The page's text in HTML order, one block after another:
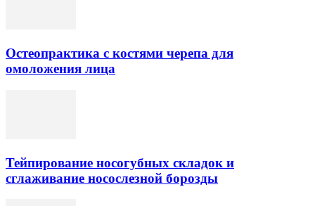
Остеопрактика с костями черепа для
омоложения лица
Тейпирование носогубных складок и
сглаживание носослезной борозды